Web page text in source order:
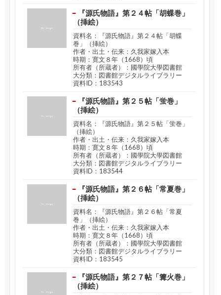
『源氏物語』第２４帖「胡蝶巻」
（挿絵）
資料名：『源氏物語』第２４帖「胡蝶
巻」（挿絵）
作者・出土・伝来：久我家嫁入本
時期：寛文８年（1668）頃
所有者（所蔵者）：國學院大學図書館
大分類：図書館デジタルライブラリー
資料ID：183543
『源氏物語』第２５帖「蛍巻」
（挿絵）
資料名：『源氏物語』第２５帖「蛍巻」
（挿絵）
作者・出土・伝来：久我家嫁入本
時期：寛文８年（1668）頃
所有者（所蔵者）：國學院大學図書館
大分類：図書館デジタルライブラリー
資料ID：183544
『源氏物語』第２６帖「常夏巻」
（挿絵）
資料名：『源氏物語』第２６帖「常夏
巻」（挿絵）
作者・出土・伝来：久我家嫁入本
時期：寛文８年（1668）頃
所有者（所蔵者）：國學院大學図書館
大分類：図書館デジタルライブラリー
資料ID：183545
『源氏物語』第２７帖「篝火巻」
（挿絵）